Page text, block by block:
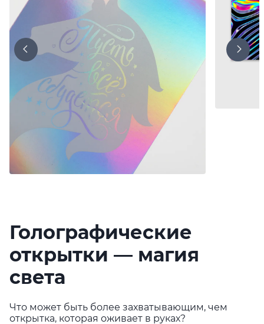
Голографические
открытки — магия
света
Что может быть более захватывающим, чем
открытка, которая оживает в руках?